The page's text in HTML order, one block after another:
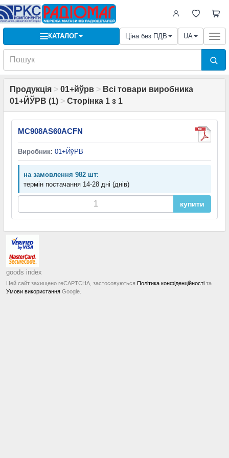
КАТАЛОГ Ціна без ПДВ UA
Продукція > 01+йўрв > Всі товари виробника
01+ЙЎРВ (1) > Сторінка 1 з 1
MC908AS60ACFN
Виробник: 01+ЙўРВ
на замовлення 982 шт:
термін постачання 14-28 дні (днів)
купити
goods index
Цей сайт захищено reCAPTCHA, застосовуються Політика конфіденційності та
Умови використання Google.